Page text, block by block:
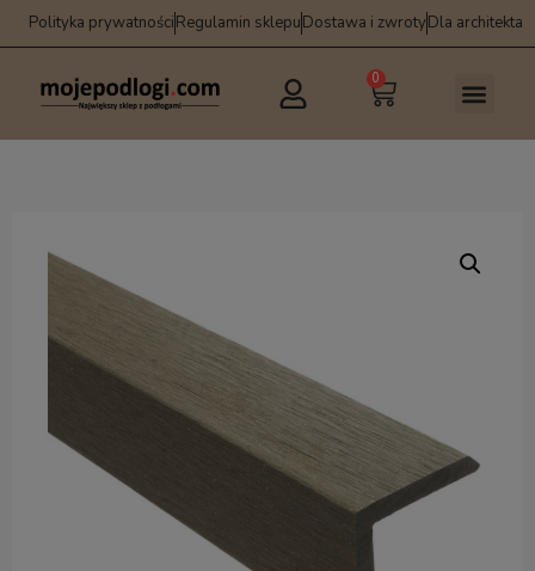
Polityka prywatnościRegulamin sklepuDostawa i zwrotyDla architekta
0